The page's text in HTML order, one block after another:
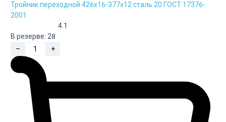
Тройник переходной 426х16-377х12 сталь 20 ГОСТ 17376-
2001
4.1
В резерве: 28
–
+